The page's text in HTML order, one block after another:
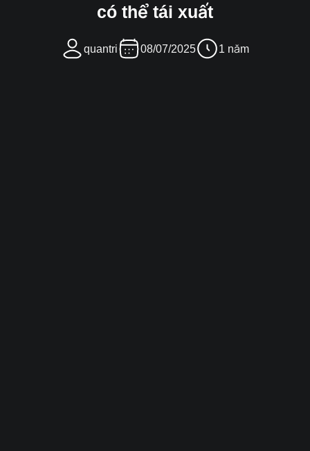
có thể tái xuất
quantri 08/07/2025 1 năm